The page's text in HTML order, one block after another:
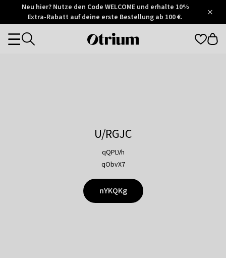
Otrium
Trustpilot
Neu hier? Nutze den Code WELCOME und erhalte 10%
Extra-Rabatt auf deine erste Bestellung ab 100 €.
Otrium
Categories
U/RGJC
qQPLVh
qObvX7
nYKQKg